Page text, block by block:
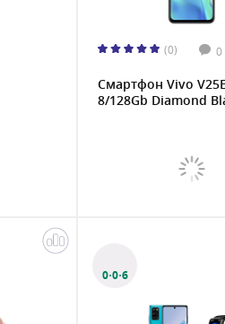
(0) 0
Смартфон Vivo V25E
8/128Gb Diamond
0·0·6